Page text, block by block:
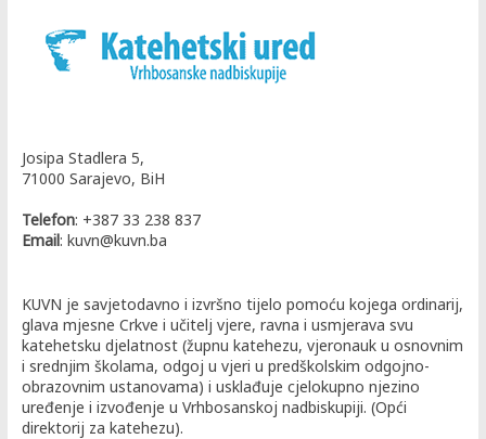
Josipa Stadlera 5,
71000 Sarajevo, BiH
Telefon: +387 33 238 837
Email: kuvn@kuvn.ba
KUVN je savjetodavno i izvršno tijelo pomoću kojega ordinarij,
glava mjesne Crkve i učitelj vjere, ravna i usmjerava svu
katehetsku djelatnost (župnu katehezu, vjeronauk u osnovnim
i srednjim školama, odgoj u vjeri u predškolskim odgojno-
obrazovnim ustanovama) i usklađuje cjelokupno njezino
uređenje i izvođenje u Vrhbosanskoj nadbiskupiji. (Opći
direktorij za katehezu).